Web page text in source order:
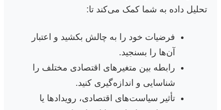
تحلیل داده به شما کمک می‌کند تا:
فرضیات خود را به چالش بکشید و اعتبار
آن‌ها را بسنجید.
رابطه بین متغیرهای اقتصادی مختلف را
شناسایی و اندازه‌گیری کنید.
تأثیر سیاست‌های اقتصادی، رویدادها یا